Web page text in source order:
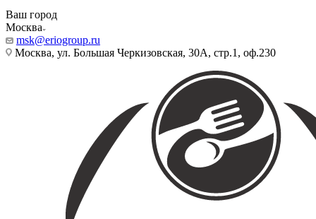
Ваш город
Москва
msk@eriogroup.ru
Москва, ул. Большая Черкизовская, 30А, стр.1, оф.230